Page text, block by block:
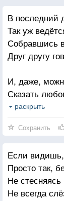
В последний
Так уж
Собравшись
Друг другу
И, даже,
Сказать
«Прости,
И
Ответит,
«И ты меня
И не знаком
раскрыть
Сохранить
Если
Просто так,
Не
Не всегда